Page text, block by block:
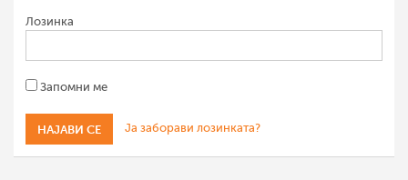
Лозинка
Запомни ме
Ја заборави лозинката?